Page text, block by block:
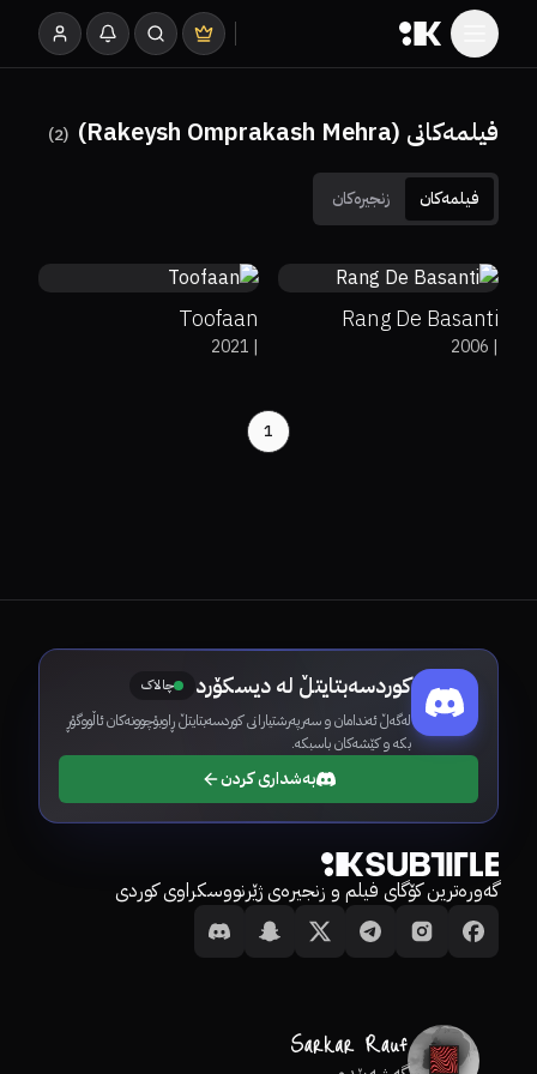
فیلمەکانی (Rakeysh Omprakash Mehra) (
2
)
فیلمەکان زنجیرەکان 8.1
Rang De Basanti
|
2006
Toofaan
|
2021
1
کوردسەبتایتڵ لە دیسکۆرد چالاک
لەگەڵ ئەندامان و سەرپەرشتیارانی کوردسەبتایتڵ ڕاوبۆچوونەکان ئاڵووگۆڕ
بکە و کێشەکان باسبکە.
بەشداری کردن
گەورەترین کۆگای فیلم و زنجیرەی ژێرنووسکراوی کوردی